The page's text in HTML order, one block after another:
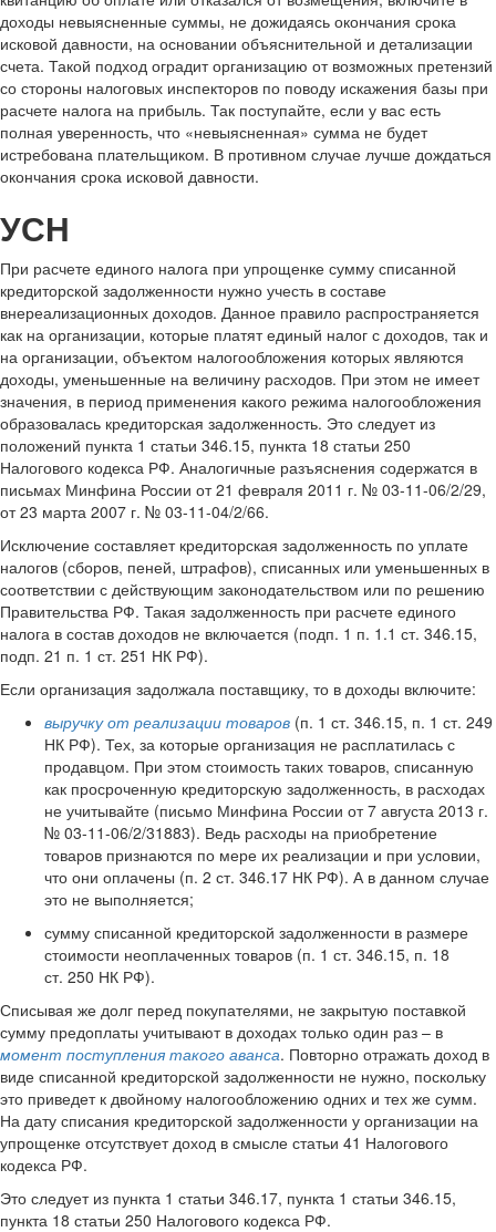
доходы невыясненные суммы, не дожидаясь окончания срока
исковой давности, на основании объяснительной и детализации
счета. Такой подход оградит организацию от возможных претензий
со стороны налоговых инспекторов по поводу искажения базы при
расчете налога на прибыль. Так поступайте, если у вас есть
полная уверенность, что «невыясненная» сумма не будет
истребована плательщиком. В противном случае лучше дождаться
окончания срока исковой давности.
УСН
При расчете единого налога при упрощенке сумму списанной
кредиторской задолженности нужно учесть в составе
внереализационных доходов. Данное правило распространяется
как на организации, которые платят единый налог с доходов, так и
на организации, объектом налогообложения которых являются
доходы, уменьшенные на величину расходов. При этом не имеет
значения, в период применения какого режима налогообложения
образовалась кредиторская задолженность. Это следует из
положений пункта 1 статьи 346.15, пункта 18 статьи 250
Налогового кодекса РФ. Аналогичные разъяснения содержатся в
письмах Минфина России от 21 февраля 2011 г. № 03-11-06/2/29,
от 23 марта 2007 г. № 03-11-04/2/66.
Исключение составляет кредиторская задолженность по уплате
налогов (сборов, пеней, штрафов), списанных или уменьшенных в
соответствии с действующим законодательством или по решению
Правительства РФ. Такая задолженность при расчете единого
налога в состав доходов не включается (подп. 1 п. 1.1 ст. 346.15,
подп. 21 п. 1 ст. 251 НК РФ).
Если организация задолжала поставщику, то в доходы включите:
выручку от реализации товаров (п. 1 ст. 346.15, п. 1 ст. 249
НК РФ). Тех, за которые организация не расплатилась с
продавцом. При этом стоимость таких товаров, списанную
как просроченную кредиторскую задолженность, в расходах
не учитывайте (письмо Минфина России от 7 августа 2013 г.
№ 03-11-06/2/31883). Ведь расходы на приобретение
товаров признаются по мере их реализации и при условии,
что они оплачены (п. 2 ст. 346.17 НК РФ). А в данном случае
это не выполняется;
сумму списанной кредиторской задолженности в размере
стоимости неоплаченных товаров (п. 1 ст. 346.15, п. 18
ст. 250 НК РФ).
Списывая же долг перед покупателями, не закрытую поставкой
сумму предоплаты учитывают в доходах только один раз – в
момент поступления такого аванса. Повторно отражать доход в
виде списанной кредиторской задолженности не нужно, поскольку
это приведет к двойному налогообложению одних и тех же сумм.
На дату списания кредиторской задолженности у организации на
упрощенке отсутствует доход в смысле статьи 41 Налогового
кодекса РФ.
Это следует из пункта 1 статьи 346.17, пункта 1 статьи 346.15,
пункта 18 статьи 250 Налогового кодекса РФ.